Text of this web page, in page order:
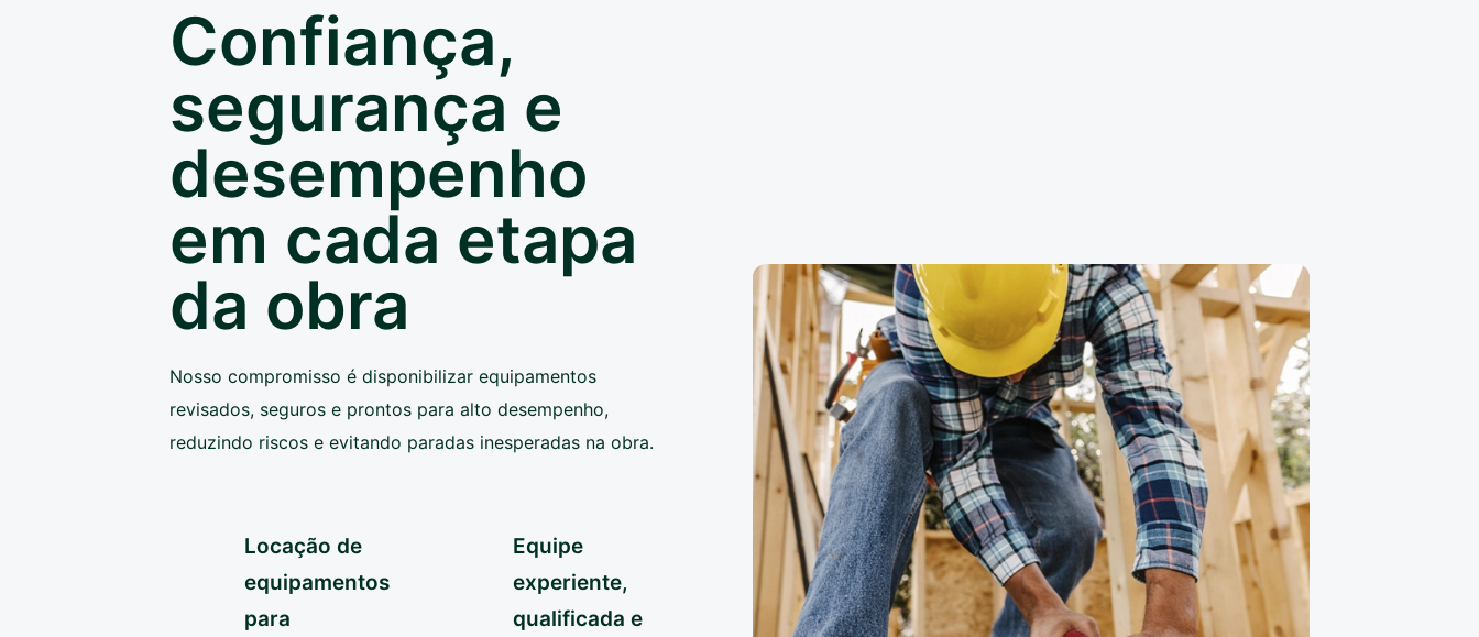
Confiança,
segurança e
desempenho
em cada etapa
da obra
Nosso compromisso é disponibilizar equipamentos
revisados, seguros e prontos para alto desempenho,
reduzindo riscos e evitando paradas inesperadas na obra.
Locação de
equipamentos
para
Equipe
experiente,
qualificada e